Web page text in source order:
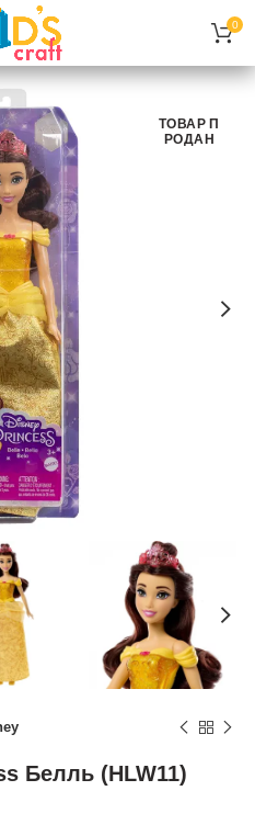
0
ТОВАР П
РОДАН
Белль (HLW11)